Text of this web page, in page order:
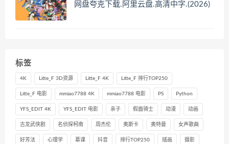
网盘夸克下载.阿里云盘.高清中字.(2026)
标签
4K Litte_F 3D资源 Litte_F 4K Litte_F 排行TOP250
Litte_F 电影 mmiao7788 4K mmiao7788 电影 PS Python
YFS_EDIT 4K YFS_EDIT 电影 亲子 假面骑士 动漫 动画
古龙武侠剧 名侦探柯南 周杰伦 奥斯卡 奥特曼 女声歌曲
好芳法 心理学 慕课 抖音 排行TOP250 插画 摄影